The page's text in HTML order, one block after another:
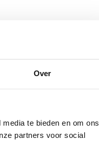
Over
te bieden en om ons
partners voor social